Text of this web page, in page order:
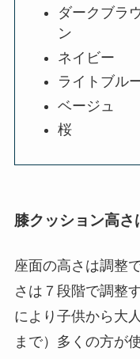
ダークブラ
ン
ネイビー
ライトブル
ベージュ
桜
膝クッション高
座面の高さは調整
さは７段階で調整
により子供から大
まで）多くの方が